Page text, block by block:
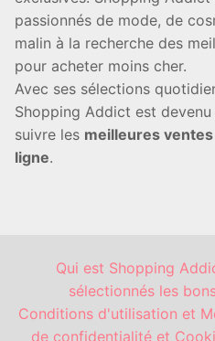
passionnés de mode, de
malin à la recherche des
pour acheter moins cher.
Avec ses sélections
Shopping Addict est
suivre les meilleures
ligne.
Qui est Shopping
sélectionnés les
Conditions d'utilisation et
de confidentialité et